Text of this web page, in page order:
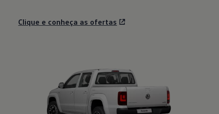
Clique e conheça as ofertas